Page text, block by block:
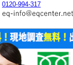
0120-994-317